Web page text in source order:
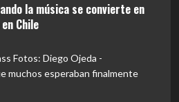
la música se convierte en
Chile
Fotos: Diego Ojeda -
muchos esperaban finalmente